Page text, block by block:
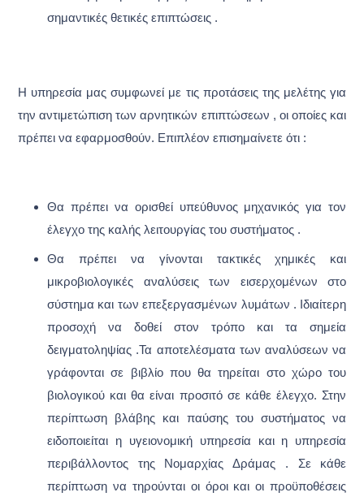
σημαντικές θετικές επιπτώσεις .
Η υπηρεσία μας συμφωνεί με τις προτάσεις της μελέτης για
την αντιμετώπιση των αρνητικών επιπτώσεων , οι οποίες και
πρέπει να εφαρμοσθούν. Επιπλέον επισημαίνετε ότι :
Θα πρέπει να ορισθεί υπεύθυνος μηχανικός για τον
έλεγχο της καλής λειτουργίας του συστήματος .
Θα πρέπει να γίνονται τακτικές χημικές και
μικροβιολογικές αναλύσεις των εισερχομένων στο
σύστημα και των επεξεργασμένων λυμάτων . Ιδιαίτερη
προσοχή να δοθεί στον τρόπο και τα σημεία
δειγματοληψίας .Τα αποτελέσματα των αναλύσεων να
γράφονται σε βιβλίο που θα τηρείται στο χώρο του
βιολογικού και θα είναι προσιτό σε κάθε έλεγχο. Στην
περίπτωση βλάβης και παύσης του συστήματος να
ειδοποιείται η υγειονομική υπηρεσία και η υπηρεσία
περιβάλλοντος της Νομαρχίας Δράμας . Σε κάθε
περίπτωση να τηρούνται οι όροι και οι προϋποθέσεις